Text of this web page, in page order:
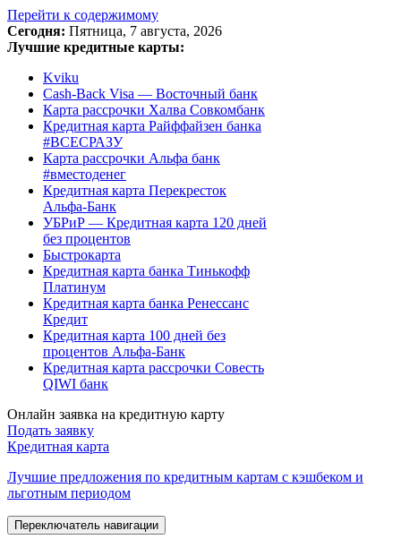
Перейти к содержимому
Сегодня: Пятница, 7 августа, 2026
Лучшие кредитные карты:
Kviku
Cash-Back Visa — Восточный банк
Карта рассрочки Халва Совкомбанк
Кредитная карта Райффайзен банка
#ВСЕСРАЗУ
Карта рассрочки Альфа банк
#вместоденег
Кредитная карта Перекресток
Альфа-Банк
УБРиР — Кредитная карта 120 дней
без процентов
Быстрокарта
Кредитная карта банка Тинькофф
Платинум
Кредитная карта банка Ренессанс
Кредит
Кредитная карта 100 дней без
процентов Альфа-Банк
Кредитная карта рассрочки Совесть
QIWI банк
Онлайн заявка на кредитную карту
Подать заявку
Кредитная карта
Лучшие предложения по кредитным картам с кэшбеком и
льготным периодом
Переключатель навигации